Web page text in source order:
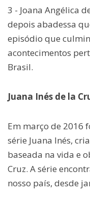
3 - Joana Angélica
depois abadessa
episódio que
acontecimentos
Brasil.
Juana Inés de la
Em março de 2016
série Juana Inés,
baseada na vida e
Cruz. A série
nosso país, desde